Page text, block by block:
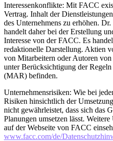
Interessenkonflikte: Mit FACC
Vertrag. Inhalt der
des Unternehmens zu erhöhen.
handelt daher bei der Erstellung
Interesse von der FACC. Es
redaktionelle Darstellung. Aktien
von Mitarbeitern oder Autoren
unter Berücksichtigung der
(MAR) befinden.
Unternehmensrisiken: Wie bei
Risiken hinsichtlich der
nicht gewährleistet, dass sich das
Planungen umsetzen lässt.
auf der Webseite von FACC
www.facc.com/de/